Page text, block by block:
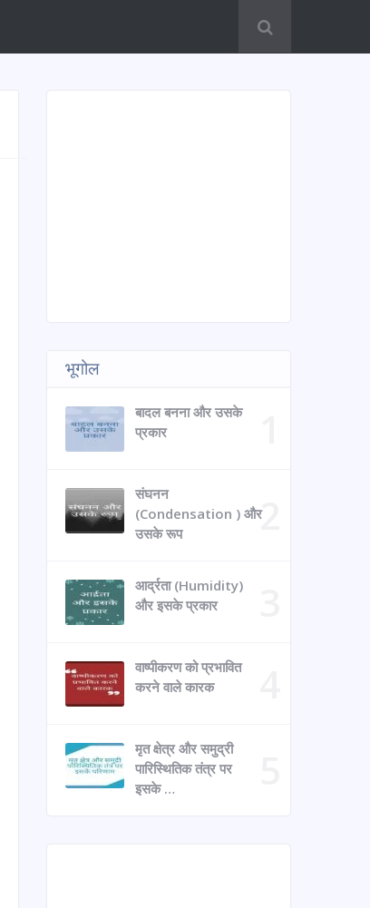
भूगोल
बादल बनना और उसके
प्रकार
संघनन
(Condensation ) और
उसके रूप
आर्द्रता (Humidity)
और इसके प्रकार
वाष्पीकरण को प्रभावित
करने वाले कारक
मृत क्षेत्र और समुद्री
पारिस्थितिक तंत्र पर
इसके …